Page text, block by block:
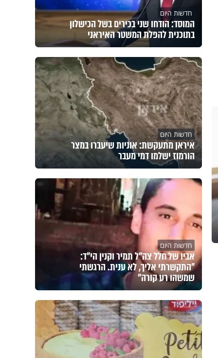
חדשות היום
המוסד: הודחו שני בכירים בשל הכישלון
בתוכנית להפלת המשטר האיראני
חדשות היום
איראן מתעקשת: אוניות שיעברו במצר
הורמוז ישלמו דמי מעבר
חדשות היום
אביו של חלל צה"ל תמיר וקנין הי"ד:
"התקשרתי אליך, לא ענית. הרגשתי
שמשהו רע קורה"